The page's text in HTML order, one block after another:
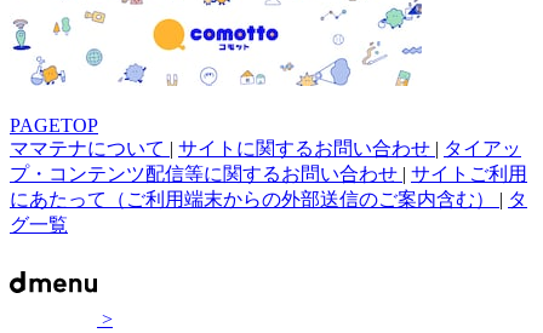
PAGETOP
ママテナについて | サイトに関するお問い合わせ | タイアッ
プ・コンテンツ配信等に関するお問い合わせ | サイトご利用
にあたって（ご利用端末からの外部送信のご案内含む） | タ
グ一覧
>